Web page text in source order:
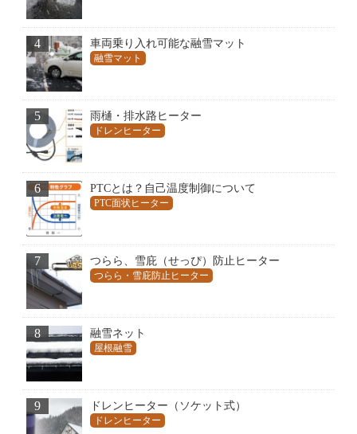
4 車両乗り入れ可能な融雪マット
融雪マット
5 雨樋・排水路ヒーター
ドレンヒーター
6 PTCとは？自己温度制御について
PTC面状ヒーター
7 つらら、雪庇（せっぴ）防止ヒーター
つらら・雪庇防止ヒーター
8 融雪ネット
屋根融雪
9 ドレンヒーター（ソケット式）
ドレンヒーター